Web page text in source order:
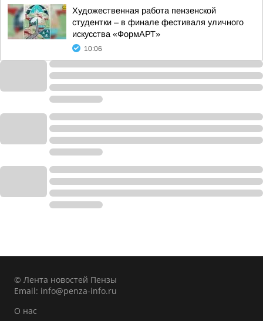
Художественная работа пензенской
студентки – в финале фестиваля уличного
искусства «ФормАРТ»
10:06
© Лента новостей Пензы
Email: info@penza-info.ru
О нас